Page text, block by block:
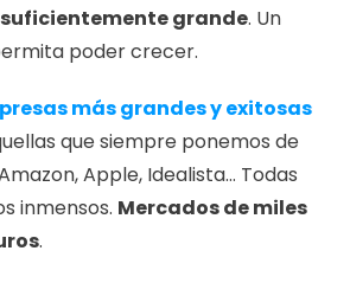
grande. Un
poder crecer.
más grandes y exitosas
que siempre ponemos de
Apple, Idealista… Todas
inmensos. Mercados de miles
.